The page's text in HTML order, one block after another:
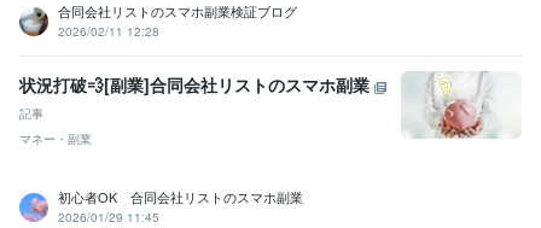
合同会社リストのスマホ副業検証ブログ
2026/02/11 12:28
状況打破💨[副業]合同会社リストのスマホ副業
記事
マネー・副業
初心者OK 合同会社リストのスマホ副業
2026/01/29 11:45